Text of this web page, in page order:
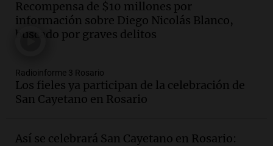
Recompensa de $10 millones por
información sobre Diego Nicolás Blanco,
buscado por graves delitos
Radioinforme 3 Rosario
Los fieles ya participan de la celebración de
San Cayetano en Rosario
Así se celebrará San Cayetano en Rosario: